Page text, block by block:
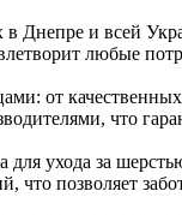
и всей
любые
от
что
для ухода за
что позволяет